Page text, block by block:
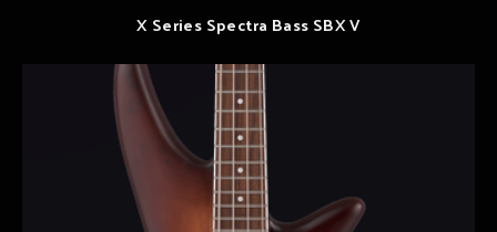
X Series Spectra Bass SBX V